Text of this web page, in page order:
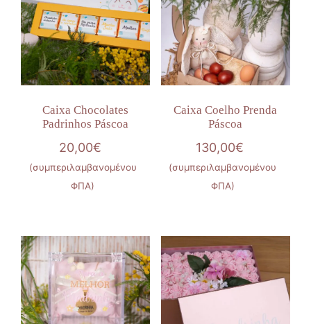
Caixa Chocolates
Padrinhos Páscoa
20,00€
(συμπεριλαμβανομένου
ΦΠΑ)
Caixa Coelho Prenda
Páscoa
130,00€
(συμπεριλαμβανομένου
ΦΠΑ)